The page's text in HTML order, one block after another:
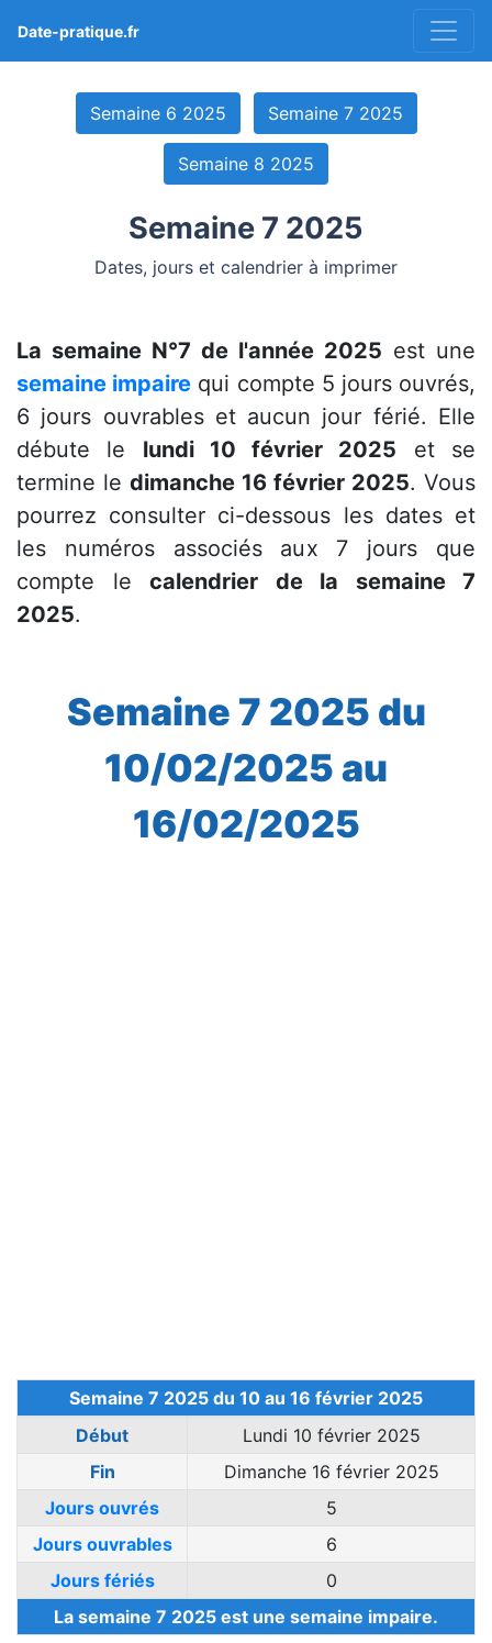
Date-pratique.fr
Semaine 6 2025 Semaine 7 2025
Semaine 8 2025
Semaine 7 2025
Dates, jours et calendrier à imprimer
La semaine N°7 de l'année 2025 est une
semaine impaire qui compte 5 jours ouvrés,
6 jours ouvrables et aucun jour férié. Elle
débute le lundi 10 février 2025 et se
termine le dimanche 16 février 2025. Vous
pourrez consulter ci-dessous les dates et
les numéros associés aux 7 jours que
compte le calendrier de la semaine 7
2025.
Semaine 7 2025 du
10/02/2025 au
16/02/2025
Semaine 7 2025 du 10 au 16 février 2025
Début
Lundi 10 février 2025
Fin
Dimanche 16 février 2025
Jours ouvrés
5
Jours ouvrables
6
Jours fériés
0
La semaine 7 2025 est une semaine impaire.